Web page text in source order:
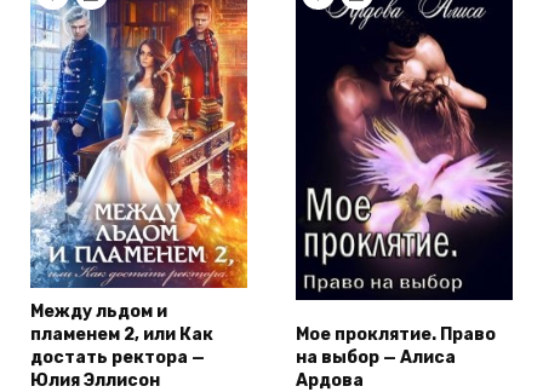
Между льдом и
пламенем 2, или Как
достать ректора —
Юлия Эллисон
Мое проклятие. Право
на выбор — Алиса
Ардова